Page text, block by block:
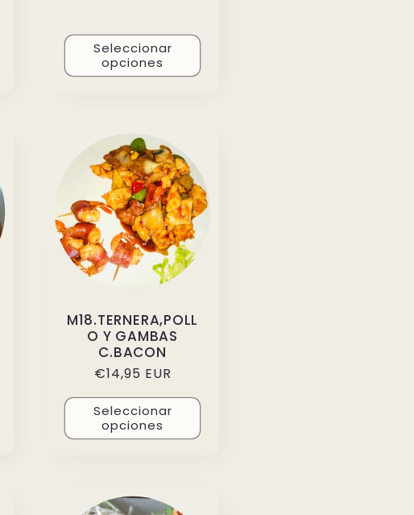
Seleccionar
opciones
M18.TERNERA,POLL
O Y GAMBAS
C.BACON
Precio
habitual
€14,95 EUR
Seleccionar
opciones